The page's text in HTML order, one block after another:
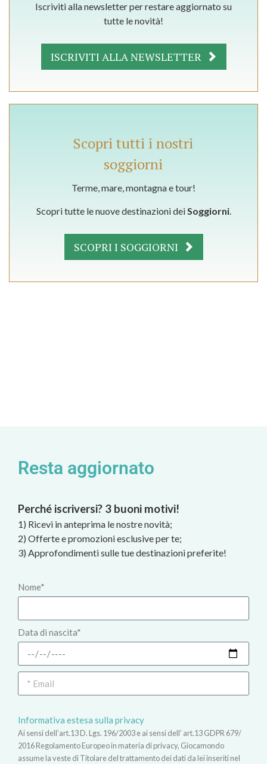
Iscriviti alla newsletter per restare aggiornato su
tutte le novità!
ISCRIVITI ALLA NEWSLETTER
Scopri tutti i nostri
soggiorni
Terme, mare, montagna e tour!
Scopri tutte le nuove destinazioni deiSoggiorni.
SCOPRI I SOGGIORNI
Resta aggiornato
Perché iscriversi? 3 buoni motivi!
1) Ricevi in anteprima le nostre novità;
2) Offerte e promozioni esclusive per te;
3) Approfondimenti sulle tue destinazioni preferite!
Nome*
Data di nascita*
Informativa estesa sulla privacy
Ai sensi dell’art.13 D. Lgs. 196/2003 e ai sensi dell’ art.13 GDPR 679/
2016 Regolamento Europeo in materia di privacy, Giocamondo
assume la veste di Titolare del trattamento dei dati da lei inseriti nel